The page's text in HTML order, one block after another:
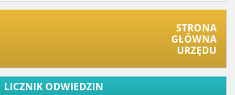
STRONA
GŁÓWNA
URZĘDU
LICZNIK ODWIEDZIN